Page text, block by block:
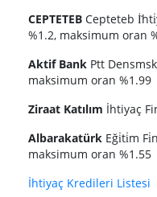
CEPTETEB Cepteteb
%1.2, maksimum oran
Aktif Bank Ptt
maksimum oran %1.99
Ziraat Katılım İhtiyaç
Albarakatürk Eği̇ti̇m
maksimum oran %1.55
İhtiyaç Kredileri Listesi